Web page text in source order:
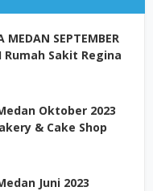
MEDAN SEPTEMBER
Rumah Sakit Regina
Oktober 2023
& Cake Shop
Juni 2023